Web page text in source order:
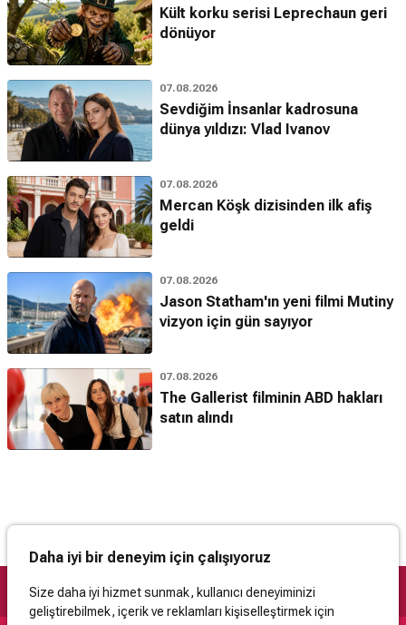
Kült korku serisi Leprechaun geri
dönüyor
07.08.2026
Sevdiğim İnsanlar kadrosuna
dünya yıldızı: Vlad Ivanov
07.08.2026
Mercan Köşk dizisinden ilk afiş
geldi
07.08.2026
Jason Statham'ın yeni filmi Mutiny
vizyon için gün sayıyor
07.08.2026
The Gallerist filminin ABD hakları
satın alındı
Daha iyi bir deneyim için çalışıyoruz
Size daha iyi hizmet sunmak, kullanıcı deneyiminizi
geliştirebilmek, içerik ve reklamları kişiselleştirmek için